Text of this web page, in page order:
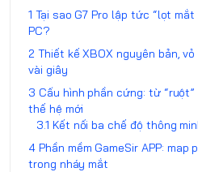
Tại sao G7 Pro lập tức “lọt
PC?
Thiết kế XBOX nguyên bản,
vài giây
Cấu hình phần cứng: từ
thế hệ mới
Kết nối ba chế độ thông
Phần mềm GameSir APP: map
trong nháy mắt